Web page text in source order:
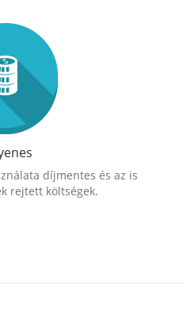
díjmentes és az is
rejtett költségek.